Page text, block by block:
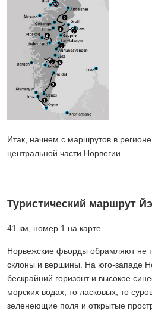
Итак, начнем с маршрутов в
центральной части Норвегии.
Туристический маршрут
41 км, номер 1 на карте
Норвежские фьорды обрамляют не
склоны и вершины. На юго-западе
бескрайний горизонт и высокое
морских водах, то ласковых, то
зеленеющие поля и открытые